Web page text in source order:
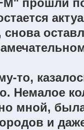
прошли
то,
Немалое
мной,
и